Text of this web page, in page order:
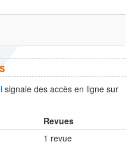
signale des accès en ligne sur
Revues
1 revue